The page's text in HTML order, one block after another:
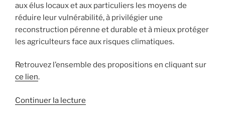
aux élus locaux et aux particuliers les moyens de
réduire leur vulnérabilité, à privilégier une
reconstruction pérenne et durable et à mieux protéger
les agriculteurs face aux risques climatiques.
Retrouvez l’ensemble des propositions en cliquant sur
ce lien.
Continuer la lecture